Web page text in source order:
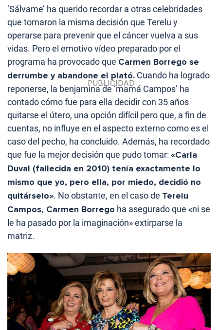
‘Sálvame’ ha querido recordar a otras celebridades
que tomaron la misma decisión que Terelu y
operarse para prevenir que el cáncer vuelva a sus
vidas. Pero el emotivo vídeo preparado por el
programa ha provocado que Carmen Borrego se
derrumbe y abandone el plató. Cuando ha logrado
reponerse, la benjamina de ‘mamá Campos’ ha
contado cómo fue para ella decidir con 35 años
quitarse el útero, una opción difícil pero que, a fin de
cuentas, no influye en el aspecto externo como es el
caso del pecho, ha concluido. Además, ha recordado
que fue la mejor decisión que pudo tomar: «Carla
Duval (fallecida en 2010) tenía exactamente lo
mismo que yo, pero ella, por miedo, decidió no
quitárselo». No obstante, en el caso de Terelu
Campos, Carmen Borrego ha asegurado que «ni se
le ha pasado por la imaginación» extirparse la
matriz.